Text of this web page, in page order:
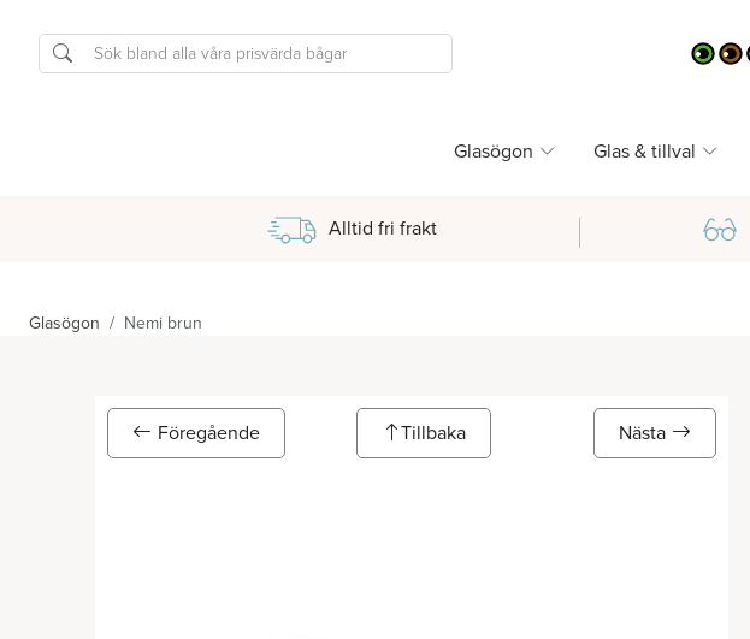
Glasögon Glas & tillval
Alltid fri frakt
Glasögon Nemi brun
Föregående Tillbaka Nästa